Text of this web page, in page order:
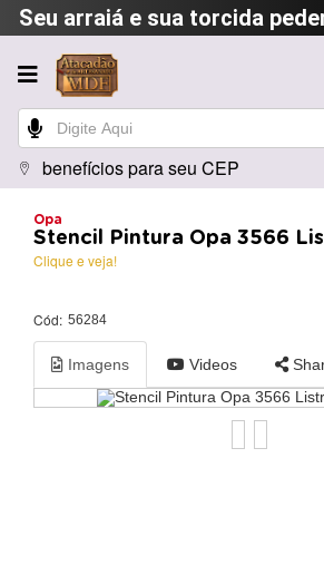
Seu arraiá e sua torcida
benefícios para seu CEP
Opa
Stencil Pintura Opa 3566
Clique e veja!
Cód: 56284
Imagens Videos